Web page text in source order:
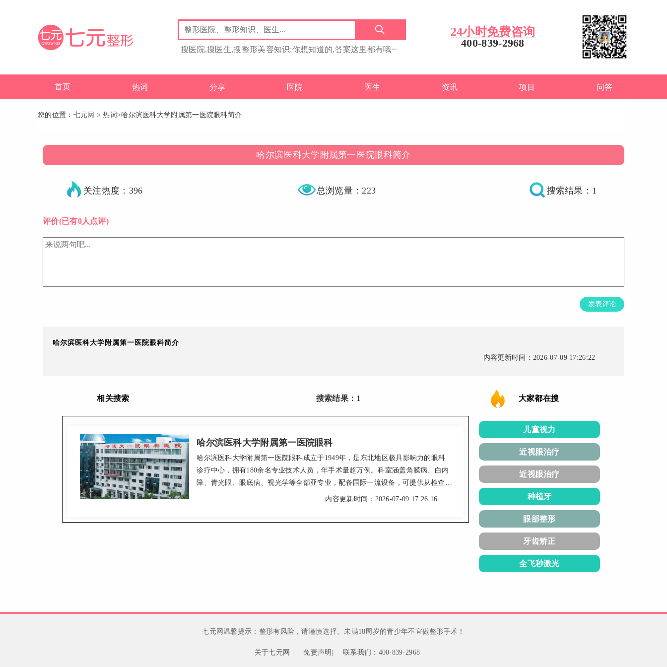
搜医院,搜医生,搜整形美容知识;你想知道的,答案这里都有哦~
24小时免费咨询
400-839-2968
首页 热词 分享 医院 医生 资讯 项目 问答
您的位置： 七元网 >热词>哈尔滨医科大学附属第一医院眼科简介
哈尔滨医科大学附属第一医院眼科简介
关注热度：396 总浏览量：223 搜索结果：1
评价(已有0人点评)
发表评论
哈尔滨医科大学附属第一医院眼科简介
内容更新时间：2026-07-09 17:26:22
相关搜索 搜索结果：1
哈尔滨医科大学附属第一医院眼科
哈尔滨医科大学附属第一医院眼科成立于1949年，是东北地区极具影响力的眼科
诊疗中心，拥有180余名专业技术人员，年手术量超万例。科室涵盖角膜病、白内
障、青光眼、眼底病、视光学等全部亚专业，配备国际一流设备，可提供从检查到
治疗的一站式服务。团队由杨洪滨、李志坚、刘建巨等知名专家领衔，在近视防
内容更新时间：2026-07-09 17:26:16
大家都在搜
儿童视力
近视眼治疗
近视眼治疗
种植牙
眼部整形
牙齿矫正
全飞秒激光
七元网温馨提示：整形有风险，请谨慎选择。未满18周岁的青少年不宜做整形手术！
关于七元网 免责声明 联系我们：400-839-2968